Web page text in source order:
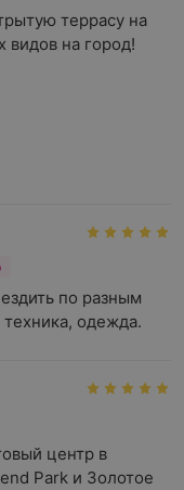
террасу на
видов на город!
по разным
одежда.
центр в
Park и Золотое